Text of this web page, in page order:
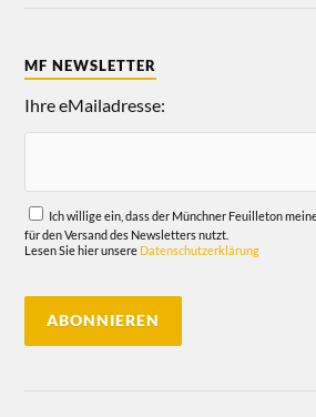
MF NEWSLETTER
Ihre eMailadresse:
Ich willige ein, dass der Münchner Feuilleton
für den Versand des Newsletters nutzt.
Lesen Sie hier unsere Datenschutzerklärung